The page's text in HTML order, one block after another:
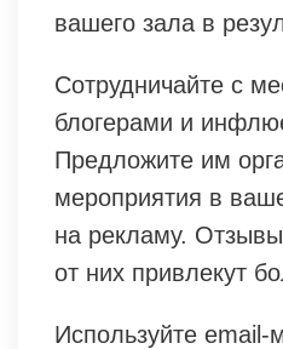
вашего зала в
Сотрудничайте с
блогерами и
Предложите им
мероприятия в
на рекламу.
от них привлекут
Используйте email-